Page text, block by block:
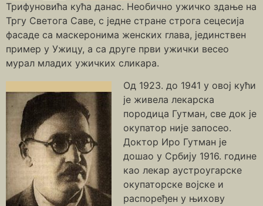
Трифуновића кућа данас. Необично ужичко здање на
Тргу Светога Саве, с једне стране строга сецесија
фасаде са маскеронима женских глава, јединствен
пример у Ужицу, а са друге први ужички весео
мурал младих ужичких сликара.
Од 1923. до 1941 у овој кући
је живела лекарска
породица Гутман, све док је
окупатор није запосео.
Доктор Иро Гутман је
дошао у Србију 1916. године
као лекар аустроугарске
окупаторске војске и
распоређен у њихову